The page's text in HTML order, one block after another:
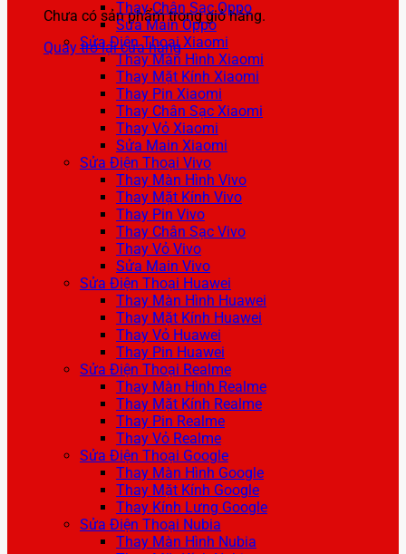
Chưa có sản phẩm trong giỏ hàng.
Quay trở lại cửa hàng
Thay Chân Sạc Oppo
Sửa Main Oppo
Sửa Điện Thoại Xiaomi
Thay Màn Hình Xiaomi
Thay Mặt Kính Xiaomi
Thay Pin Xiaomi
Thay Chân Sạc Xiaomi
Thay Vỏ Xiaomi
Sửa Main Xiaomi
Sửa Điện Thoại Vivo
Thay Màn Hình Vivo
Thay Mặt Kính Vivo
Thay Pin Vivo
Thay Chân Sạc Vivo
Thay Vỏ Vivo
Sửa Main Vivo
Sửa Điện Thoại Huawei
Thay Màn Hình Huawei
Thay Mặt Kính Huawei
Thay Vỏ Huawei
Thay Pin Huawei
Sửa Điện Thoại Realme
Thay Màn Hình Realme
Thay Mặt Kính Realme
Thay Pin Realme
Thay Vỏ Realme
Sửa Điện Thoại Google
Thay Màn Hình Google
Thay Mặt Kính Google
Thay Kính Lưng Google
Sửa Điện Thoại Nubia
Thay Màn Hình Nubia